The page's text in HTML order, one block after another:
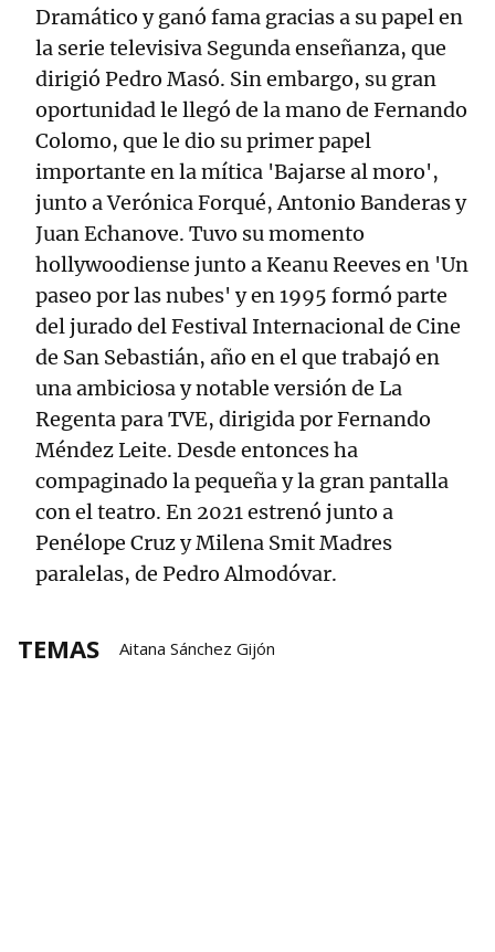
Dramático y ganó fama gracias a su papel en
la serie televisiva Segunda enseñanza, que
dirigió Pedro Masó. Sin embargo, su gran
oportunidad le llegó de la mano de Fernando
Colomo, que le dio su primer papel
importante en la mítica 'Bajarse al moro',
junto a Verónica Forqué, Antonio Banderas y
Juan Echanove. Tuvo su momento
hollywoodiense junto a Keanu Reeves en 'Un
paseo por las nubes' y en 1995 formó parte
del jurado del Festival Internacional de Cine
de San Sebastián, año en el que trabajó en
una ambiciosa y notable versión de La
Regenta para TVE, dirigida por Fernando
Méndez Leite. Desde entonces ha
compaginado la pequeña y la gran pantalla
con el teatro. En 2021 estrenó junto a
Penélope Cruz y Milena Smit Madres
paralelas, de Pedro Almodóvar.
TEMAS Aitana Sánchez Gijón